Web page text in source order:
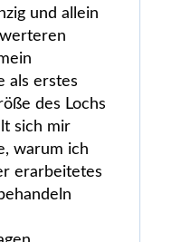
und allein
als erstes
des Lochs
sich mir
warum ich
erarbeitetes